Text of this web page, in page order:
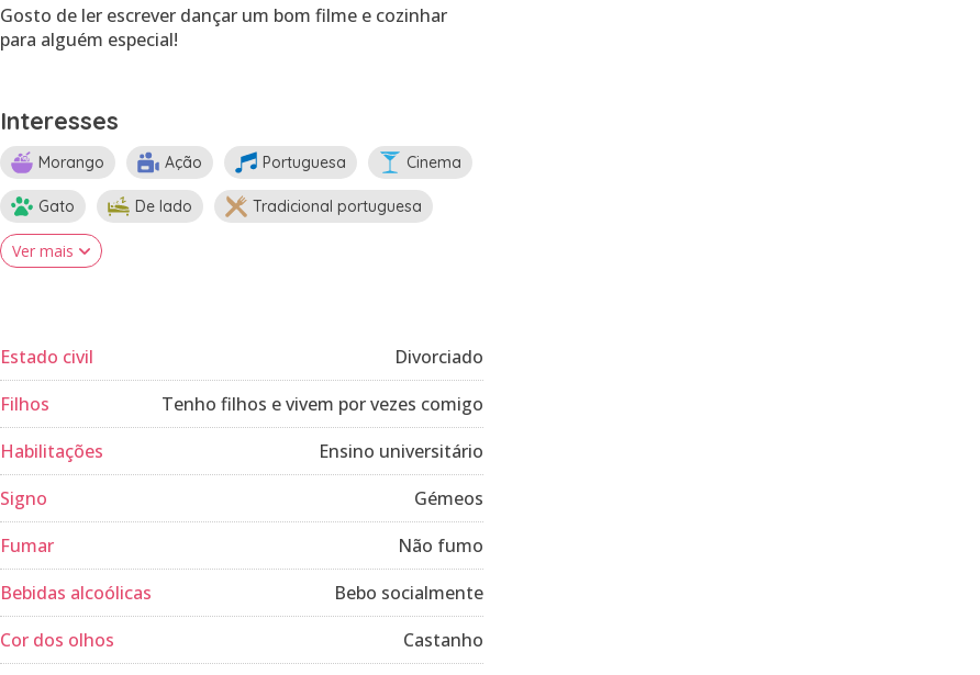
Gosto de ler escrever dançar um bom filme e cozinhar
para alguém especial!
Interesses
Morango Ação Portuguesa Cinema
Gato De lado Tradicional portuguesa
Ver mais
Estado civil
Divorciado
Filhos
Tenho filhos e vivem por vezes comigo
Habilitações
Ensino universitário
Signo
Gémeos
Fumar
Não fumo
Bebidas alcoólicas
Bebo socialmente
Cor dos olhos
Castanho